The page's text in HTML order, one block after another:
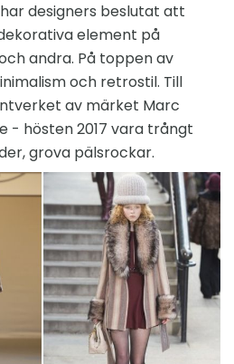
designers beslutat att
element på
andra. På toppen av
och retrostil. Till
av märket Marc
- hösten 2017 vara trångt
grova pälsrockar.